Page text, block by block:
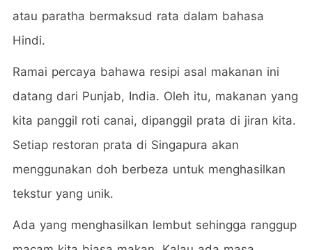
atau paratha bermaksud rata dalam bahasa
Hindi.
Ramai percaya bahawa resipi asal makanan ini
datang dari Punjab, India. Oleh itu, makanan yang
kita panggil roti canai, dipanggil prata di jiran kita.
Setiap restoran prata di Singapura akan
menggunakan doh berbeza untuk menghasilkan
tekstur yang unik.
Ada yang menghasilkan lembut sehingga ranggup